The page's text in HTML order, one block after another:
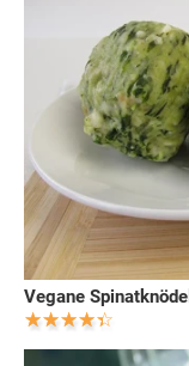
Vegane Spinatknödel